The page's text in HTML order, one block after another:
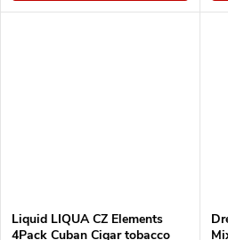
Liquid LIQUA CZ Elements
4Pack Cuban Cigar tobacco